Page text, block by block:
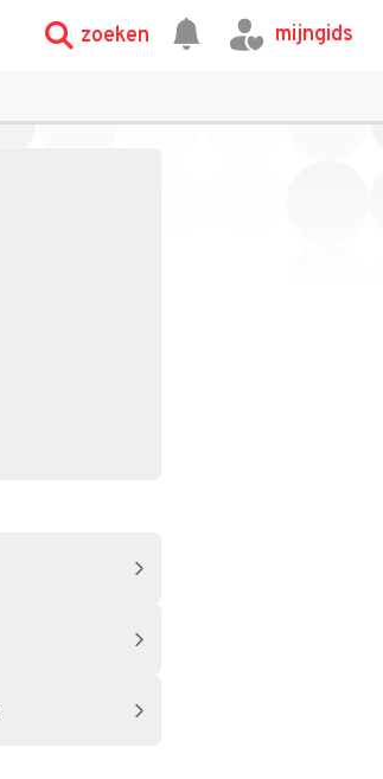
zoeken mijngids